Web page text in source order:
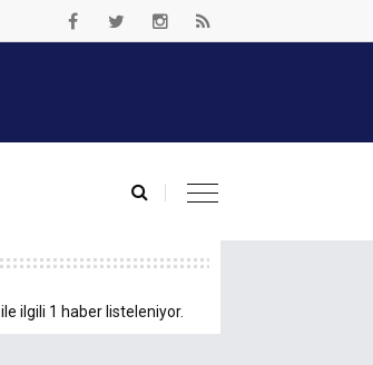
ile ilgili 1 haber listeleniyor.